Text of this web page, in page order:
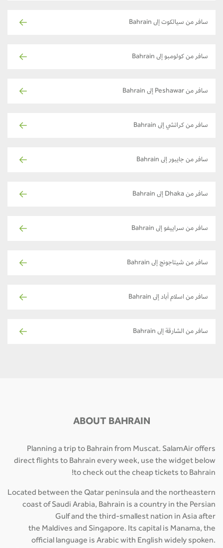
سافر من سيالكوت إلى Bahrain
سافر من كولومبو إلى Bahrain
سافر من Peshawar إلى Bahrain
سافر من كراتشي إلى Bahrain
سافر من جايبور إلى Bahrain
سافر من Dhaka إلى Bahrain
سافر من سراييفو إلى Bahrain
سافر من شيتاجونج إلى Bahrain
سافر من اسلام آباد إلى Bahrain
سافر من الشارقة إلى Bahrain
ABOUT BAHRAIN
Planning a trip to Bahrain from Muscat. SalamAir offers
direct flights to Bahrain every week, use the widget below
to check out the cheap tickets to Bahrain!
Located between the Qatar peninsula and the northeastern
coast of Saudi Arabia, Bahrain is a country in the Persian
Gulf and the third-smallest nation in Asia after
the Maldives and Singapore. Its capital is Manama, the
official language is Arabic with English widely spoken.